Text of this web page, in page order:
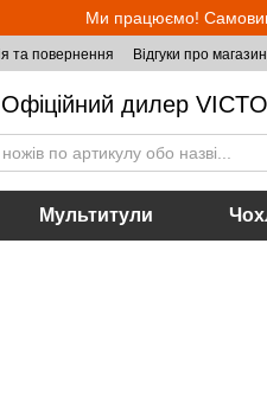
Ми працюємо!
та повернення Відгуки про магазин
Офіційний дилер
Мультитули